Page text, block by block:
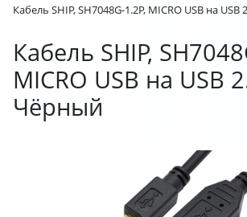
Кабель SHIP, SH7048G-1.2P, MICRO USB на
Кабель SHIP,
MICRO USB на USB
Чёрный